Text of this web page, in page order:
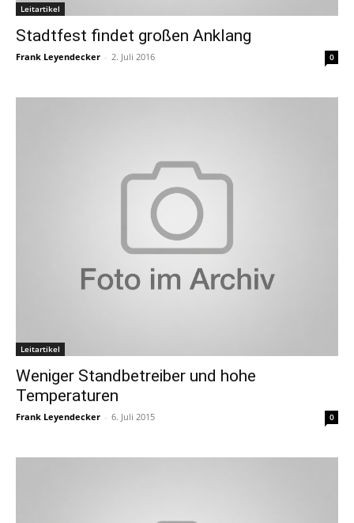
Leitartikel
Stadtfest findet großen Anklang
Frank Leyendecker - 2. Juli 2016 0
Leitartikel
Weniger Standbetreiber und hohe
Temperaturen
Frank Leyendecker - 6. Juli 2015 0